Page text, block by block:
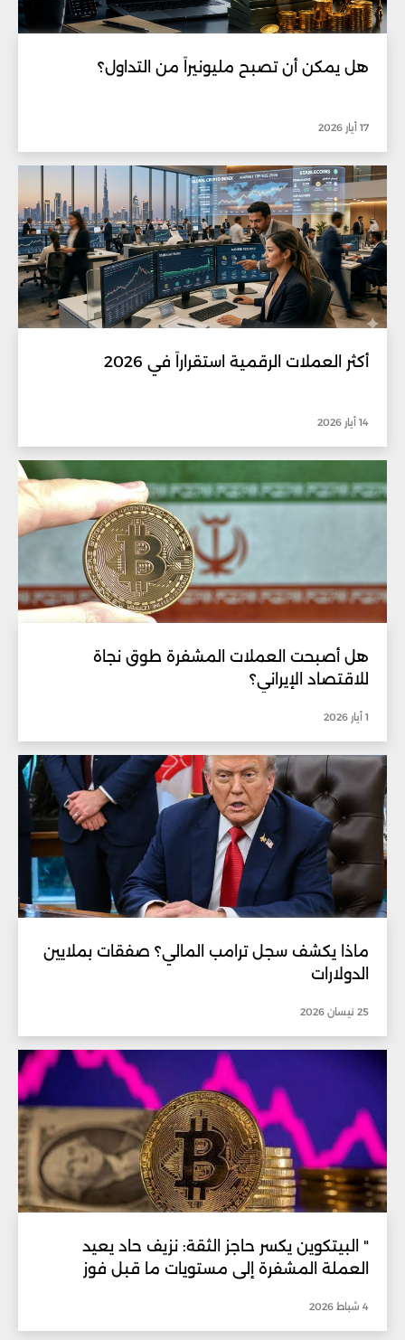
هل يمكن أن تصبح مليونيراً من التداول؟
17 أيار 2026
أكثر العملات الرقمية استقراراً في 2026
14 أيار 2026
هل أصبحت العملات المشفرة طوق نجاة
للاقتصاد الإيراني؟
1 أيار 2026
ماذا يكشف سجل ترامب المالي؟ صفقات بملايين
الدولارات
25 نيسان 2026
" البيتكوين يكسر حاجز الثقة: نزيف حاد يعيد
العملة المشفرة إلى مستويات ما قبل فوز
4 شباط 2026